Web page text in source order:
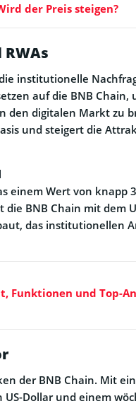
der Preis steigen?
institutionelle
auf die BNB Chain,
den digitalen Markt zu
und steigert die
einem Wert von knapp
BNB Chain mit dem
das institutionellen
Funktionen und Top-
der BNB Chain. Mit
US-Dollar und einem